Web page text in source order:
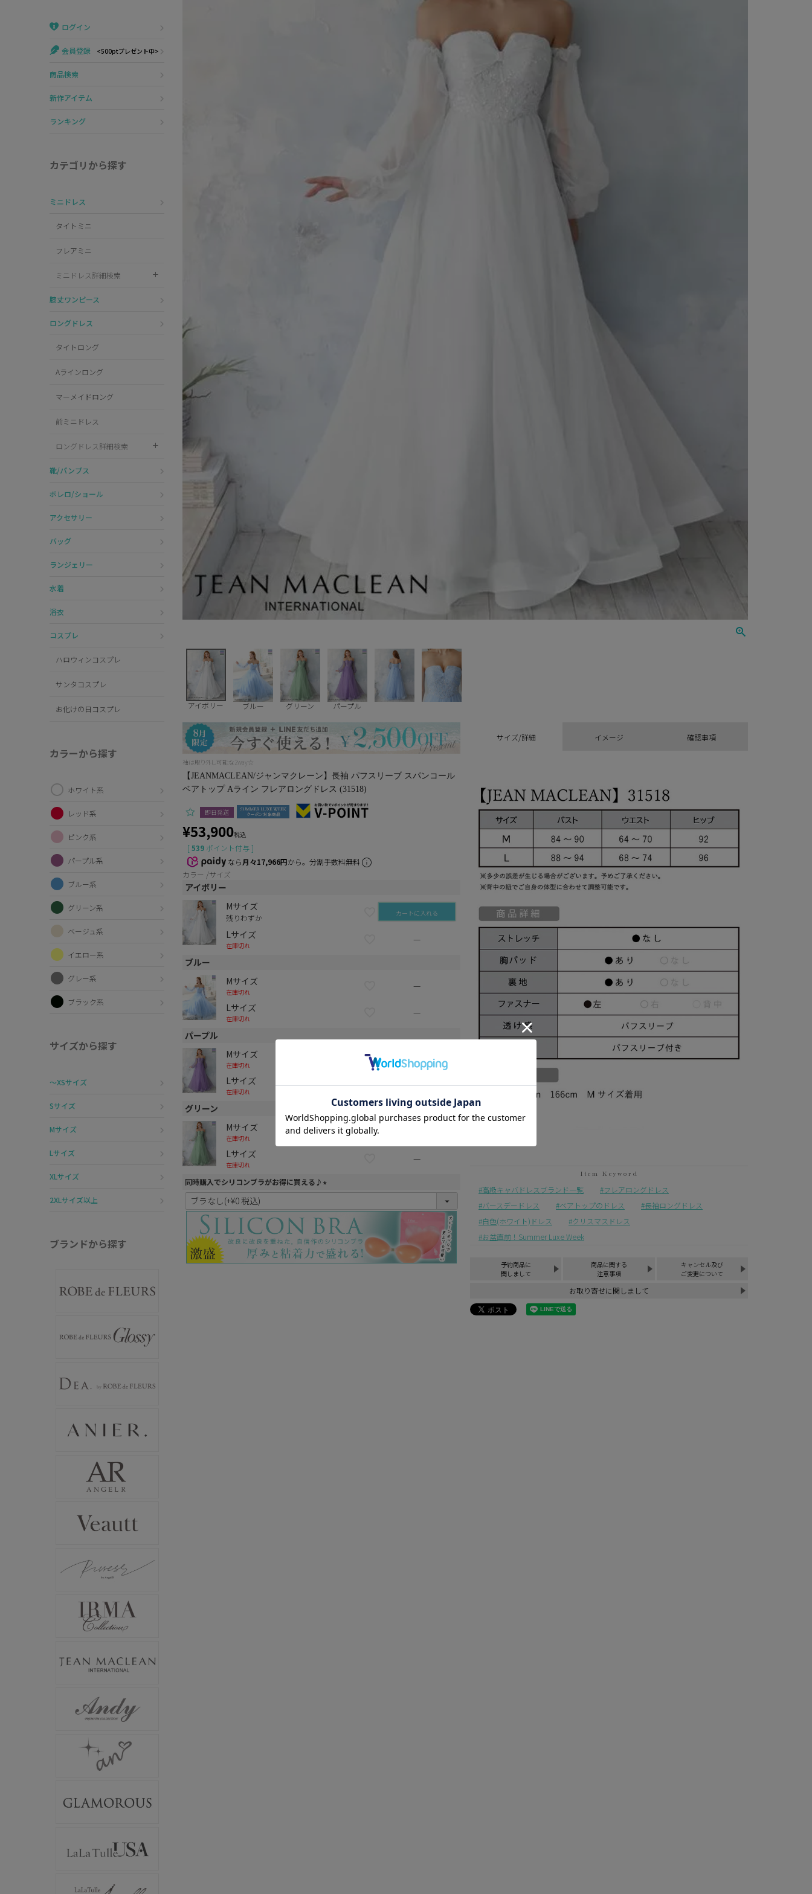
GLAMOROUS
ログイン
会員登録 <500ptプレゼント中>
商品検索
新作アイテム
ランキング
カテゴリから探す
ミニドレス
タイトミニ
フレアミニ
ミニドレス詳細検索
膝丈ワンピース
ロングドレス
タイトロング
Aラインロング
マーメイドロング
前ミニドレス
ロングドレス詳細検索
靴/パンプス
ボレロ/ショール
アクセサリー
バッグ
ランジェリー
水着
浴衣
コスプレ
ハロウィンコスプレ
サンタコスプレ
お化けの日コスプレ
カラーから探す
ホワイト系
レッド系
ピンク系
パープル系
ブルー系
グリーン系
ベージュ系
イエロー系
グレー系
ブラック系
サイズから探す
〜XSサイズ
Sサイズ
Mサイズ
Lサイズ
XLサイズ
2XLサイズ以上
ブランドから探す
アイボリー ブルー グリーン パープル
袖は取り外し可能な2way☆
【JEANMACLEAN/ジャンマクレーン】長袖 パフスリーブ スパンコール
ベアトップ Aライン フレアロングドレス (31518)
即日発送
¥53,900税込
[539 ポイント付与 ]
なら月々17,966円から。分割手数料無料
カラー
サイズ
アイボリー
Mサイズ
残りわずか カートに入れる
Lサイズ
在庫切れ
—
ブルー
Mサイズ
在庫切れ
—
Lサイズ
在庫切れ
—
パープル
Mサイズ
在庫切れ
—
Lサイズ
在庫切れ
—
グリーン
Mサイズ
在庫切れ
Lサイズ
在庫切れ
—
同時購入でシリコンブラがお得に買える♪
(
須
)
サイズ/詳細 イメージ 確認事項
高級キャバドレスブランド一覧
フレアロングドレス
バースデードレス
ベアトップのドレス
長袖ロングドレス
白色(ホワイト)ドレス
クリスマスドレス
お盆直前！Summer Luxe Week
予約商品に
関しまして
商品に関する
注意事項
キャンセル及び
ご変更について
お取り寄せに関しまして